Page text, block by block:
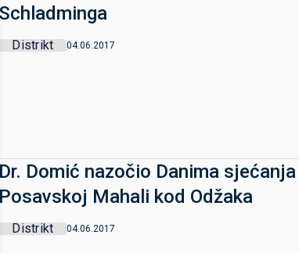
Schladminga
Distrikt 04.06.2017
Dr. Domić nazočio Danima sjećanja
Posavskoj Mahali kod Odžaka
Distrikt 04.06.2017